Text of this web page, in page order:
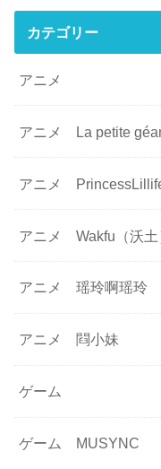
カテゴリー
アニメ
アニメ La petite
アニメ
アニメ Wakfu（沃土
アニメ 瑶玲啊瑶玲
アニメ 閰小妹
ゲーム
ゲーム MUSYNC